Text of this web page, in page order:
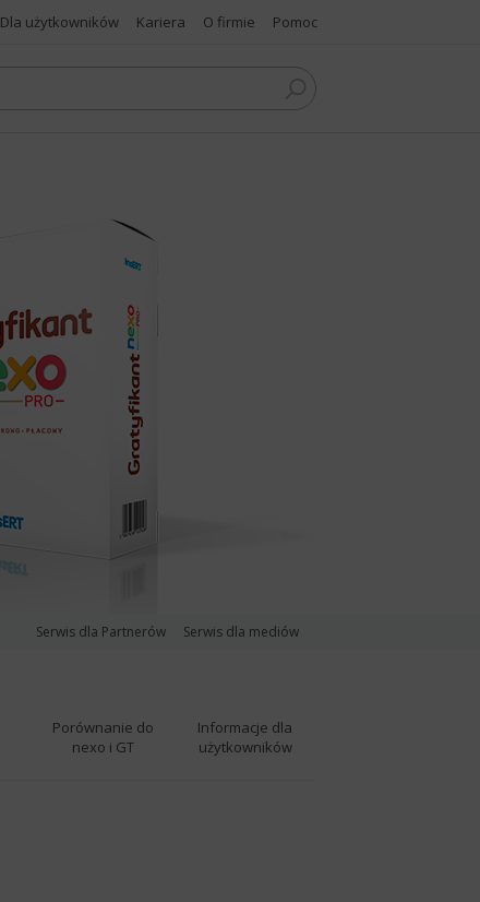
Dla użytkowników Kariera O firmie Pomoc
Serwis dla Partnerów Serwis dla mediów
Porównanie do
nexo i GT
Informacje dla
użytkowników